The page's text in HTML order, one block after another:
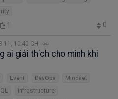
1 0
11, 10:40 CH
ai giải thích cho mình khi
Event DevOps
Mindset
infrastructure